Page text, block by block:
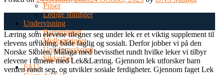
Priser
Ledige stillinger
Undervisning
Barnetrinnet
Mellomtrinnet
Ungdomsskolen
Sikkerhet
FAU
Læring som elevene tilegner seg under lek er et viktig supplement til
elevens utvikling, både faglig og sosialt. Derfor jobber vi på den
Norske Skolen, Málaga med bevissthet rundt hvilke leker vi tilbyr
elevene i timene med Lek&Læring. Gjennom lek utforsker barn
verden rundt seg, og utvikler sosiale ferdigheter. Gjennom faget Lek